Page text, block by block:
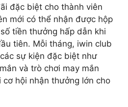
đặc biệt cho thành viên
mới có thể nhận được hộp
tiền thưởng hấp dẫn khi
tiên. Mỗi tháng, iwin club
sự kiện đặc biệt như
và trò chơi may mắn
cơ hội nhận thưởng lớn cho